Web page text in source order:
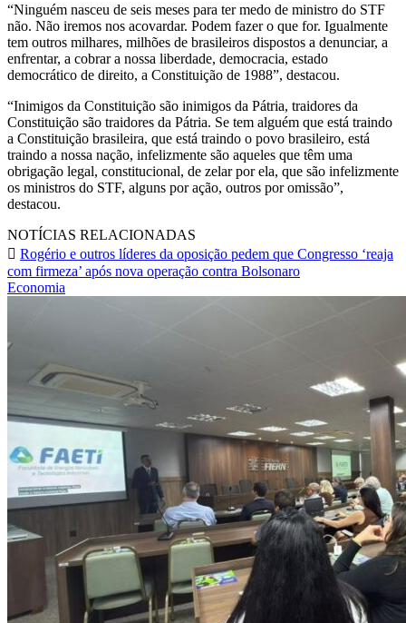
“Ninguém nasceu de seis meses para ter medo de ministro do STF
não. Não iremos nos acovardar. Podem fazer o que for. Igualmente
tem outros milhares, milhões de brasileiros dispostos a denunciar, a
enfrentar, a cobrar a nossa liberdade, democracia, estado
democrático de direito, a Constituição de 1988”, destacou.
“Inimigos da Constituição são inimigos da Pátria, traidores da
Constituição são traidores da Pátria. Se tem alguém que está traindo
a Constituição brasileira, que está traindo o povo brasileiro, está
traindo a nossa nação, infelizmente são aqueles que têm uma
obrigação legal, constitucional, de zelar por ela, que são infelizmente
os ministros do STF, alguns por ação, outros por omissão”,
destacou.
NOTÍCIAS RELACIONADAS
Rogério e outros líderes da oposição pedem que Congresso ‘reaja
com firmeza’ após nova operação contra Bolsonaro
Economia